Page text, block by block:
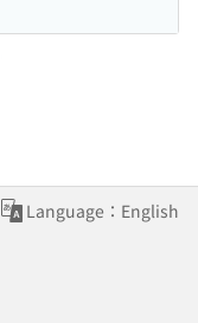
Language：English